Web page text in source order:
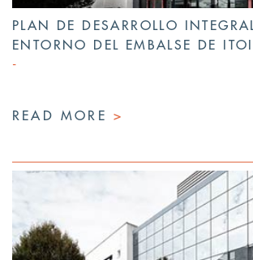
PLAN DE DESARROLLO
ENTORNO DEL EMBALSE DE
READ MORE >